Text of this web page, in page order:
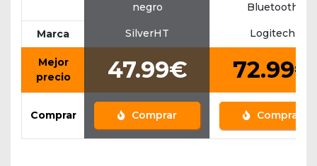
negro
Bluetooth
Marca SilverHT Logitech
Mejor
precio
47.99€ 72.99€
Comprar Comprar Comprar